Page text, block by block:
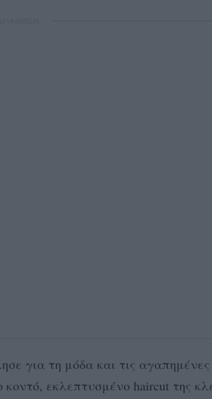
για τη μόδα και τις αγαπημένες
εκλεπτυσμένο haircut της